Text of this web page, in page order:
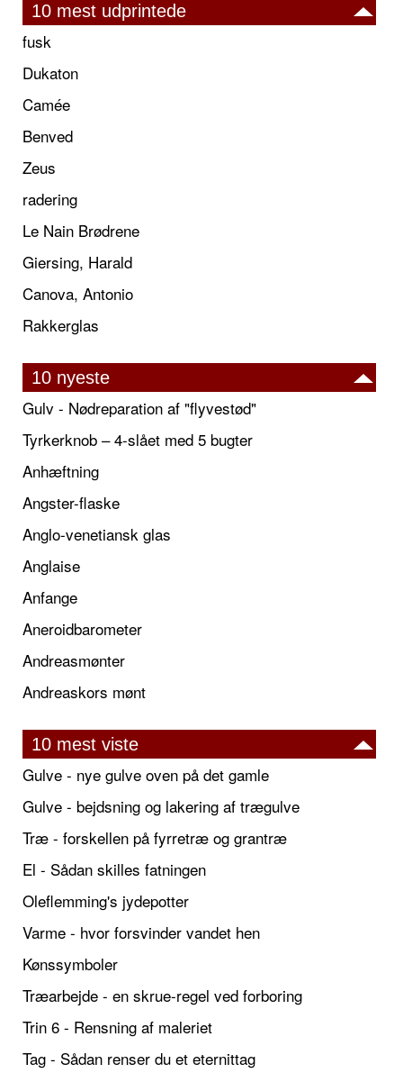
10 mest udprintede
fusk
Dukaton
Camée
Benved
Zeus
radering
Le Nain Brødrene
Giersing, Harald
Canova, Antonio
Rakkerglas
10 nyeste
Gulv - Nødreparation af "flyvestød"
Tyrkerknob – 4-slået med 5 bugter
Anhæftning
Angster-flaske
Anglo-venetiansk glas
Anglaise
Anfange
Aneroidbarometer
Andreasmønter
Andreaskors mønt
10 mest viste
Gulve - nye gulve oven på det gamle
Gulve - bejdsning og lakering af trægulve
Træ - forskellen på fyrretræ og grantræ
El - Sådan skilles fatningen
Oleflemming's jydepotter
Varme - hvor forsvinder vandet hen
Kønssymboler
Træarbejde - en skrue-regel ved forboring
Trin 6 - Rensning af maleriet
Tag - Sådan renser du et eternittag